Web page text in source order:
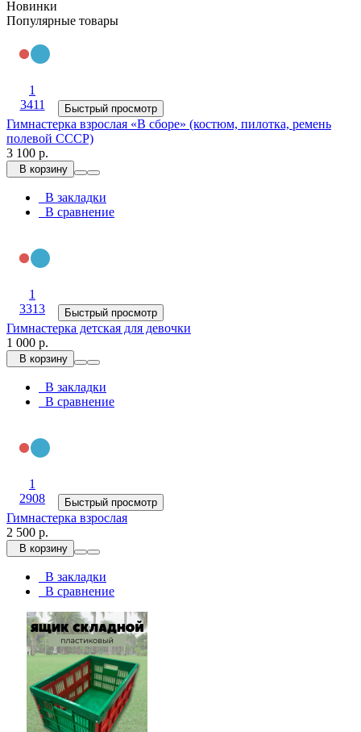
Новинки
Популярные товары
1
3411
Быстрый просмотр
Гимнастерка взрослая «В сборе» (костюм, пилотка, ремень
полевой СССР)
3 100 р.
В корзину
В закладки
В сравнение
1
3313
Быстрый просмотр
Гимнастерка детская для девочки
1 000 р.
В корзину
В закладки
В сравнение
1
2908
Быстрый просмотр
Гимнастерка взрослая
2 500 р.
В корзину
В закладки
В сравнение